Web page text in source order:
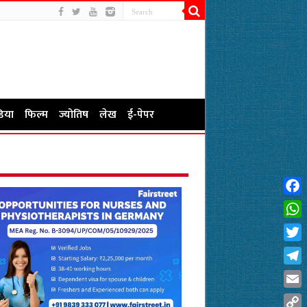
फिल्म ज्योतिष लेख ई-पेपर